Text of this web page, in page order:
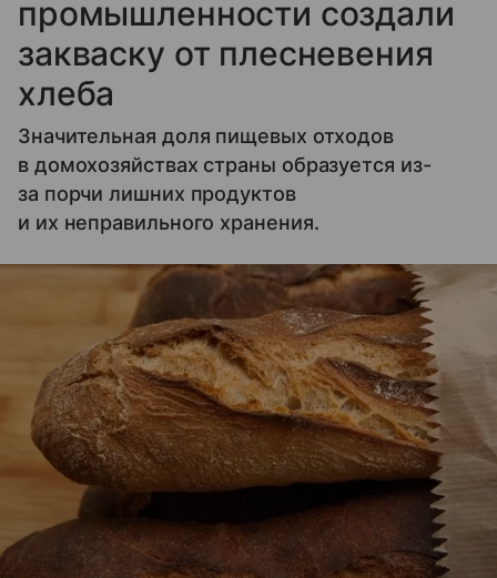
промышленности создали
закваску от плесневения
хлеба
Значительная доля пищевых отходов
в домохозяйствах страны образуется из-
за порчи лишних продуктов
и их неправильного хранения.